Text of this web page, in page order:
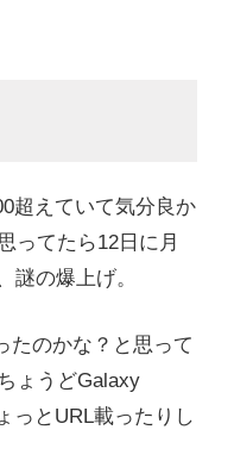
超えていて気分良か
ってたら12日に月
の爆上げ。
たのかな？と思って
ょうどGalaxy
っとURL載ったりし